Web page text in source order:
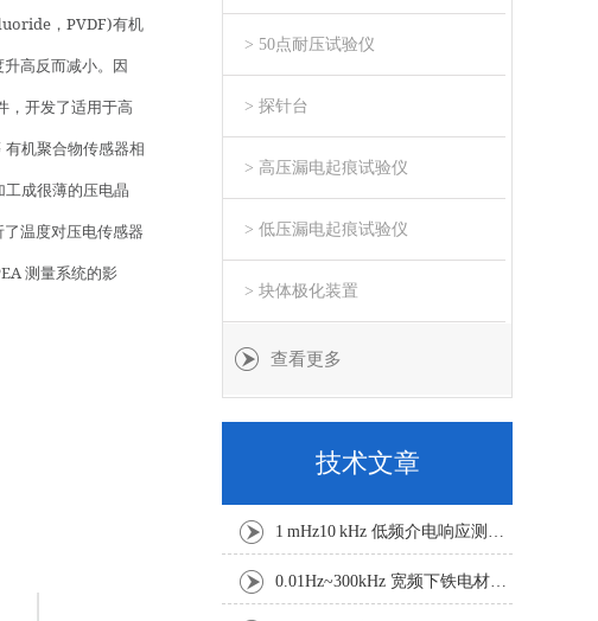
， PVDF)有机
升高反而减小。因
，开发了适用于高
有机聚合物传感器相
工成很薄的压电晶
温度对压电传感器
测量系统的影
> 50点耐压试验仪
> 探针台
> 高压漏电起痕试验仪
> 低压漏电起痕试验仪
> 块体极化装置
查看更多
技术文章
1 mHz10 kHz 低频介电响应测试：电缆绝缘老化与诊断技术探析
0.01Hz~300kHz 宽频下铁电材料电滞回线与击穿特性测试研究